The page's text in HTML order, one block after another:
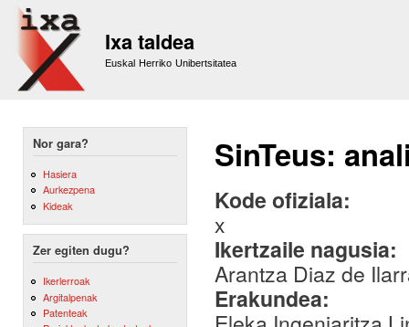
Ixa taldea
Euskal Herriko Unibertsitatea
Nor gara?
Hasiera
Aurkezpena
Kideak
Zer egiten dugu?
Ikerlerroak
Argitalpenak
Patenteak
SinTeus:
Kode ofiziala:
x
Ikertzaile nagusia:
Arantza Diaz de
Erakundea: